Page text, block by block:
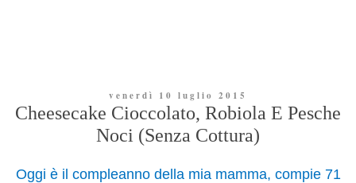
venerdì 10 luglio 2015
Cheesecake Cioccolato, Robiola E Pesche
Noci (Senza Cottura)
Oggi è il compleanno della mia mamma, compie 71